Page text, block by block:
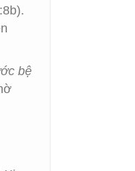
bệ